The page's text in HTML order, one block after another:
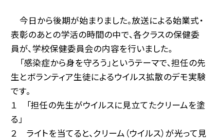
今日から後期が始まりました。放送による始業式・
表彰のあとの学活の時間の中で、各クラスの保健委
員が、学校保健委員会の内容を行いました。
「感染症から身を守ろう」というテーマで、担任の先
生とボランティア生徒によるウイルス拡散のデモ実験
です。
１ 「担任の先生がウイルスに見立てたクリームを塗
る」
２ ライトを当てると、クリーム（ウイルス）が光って見